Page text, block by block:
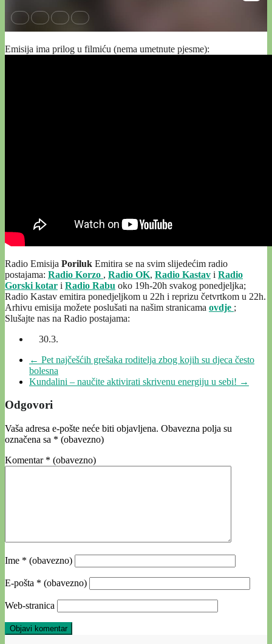
Emisija ima prilog u filmiću (nema umetnute pjesme):
Radio Emisija Poriluk Emitira se na svim slijedećim radio
postajama: Radio Korzo , Radio OK, Radio Kastav i Radio
Gorski kotar i Radio Rabu oko 19h-20h svakog ponedjeljka;
Radio Kastav emitira ponedjeljkom u 22h i reprizu četvrtkom u 22h.
Arhivu emisija možete poslušati na našim stranicama ovdje ;
Slušajte nas na Radio postajama:
30.3.
← Pet najčešćih grešaka roditelja zbog kojih su djeca često
bolesna
Kundalini – naučite aktivirati skrivenu energiju u sebi! →
Odgovori
Vaša adresa e-pošte neće biti objavljena. Obavezna polja su
označena sa * (obavezno)
Komentar * (obavezno)
Ime * (obavezno)
E-pošta * (obavezno)
Web-stranica